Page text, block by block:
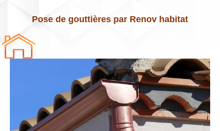
Pose de gouttières par Renov habitat